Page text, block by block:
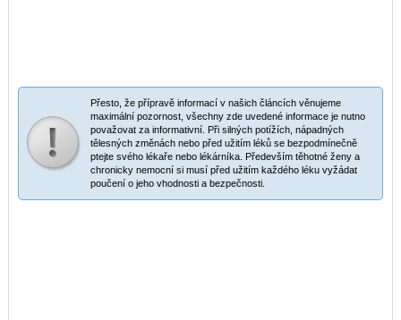
Přesto, že přípravě informací v našich článcích věnujeme
maximální pozornost, všechny zde uvedené informace je nutno
považovat za informativní. Při silných potížích, nápadných
tělesných změnách nebo před užitím léků se bezpodmínečně
ptejte svého lékaře nebo lékárníka. Především těhotné ženy a
chronicky nemocní si musí před užitím každého léku vyžádat
poučení o jeho vhodnosti a bezpečnosti.